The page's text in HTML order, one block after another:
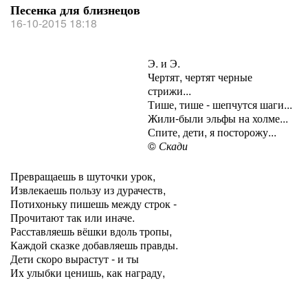
Песенка для близнецов
16-10-2015 18:18
Э. и Э.
Чертят, чертят черные
стрижи...
Тише, тише - шепчутся шаги...
Жили-были эльфы на холме...
Спите, дети, я посторожу...
© Скади
Превращаешь в шуточки урок,
Извлекаешь пользу из дурачеств,
Потихоньку пишешь между строк -
Прочитают так или иначе.
Расставляешь вёшки вдоль тропы,
Каждой сказке добавляешь правды.
Дети скоро вырастут - и ты
Их улыбки ценишь, как награду,